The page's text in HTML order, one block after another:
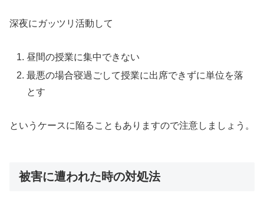
深夜にガッツリ活動して
昼間の授業に集中できない
最悪の場合寝過ごして授業に出席できずに単位を落
とす
というケースに陥ることもありますので注意しましょう。
被害に遭われた時の対処法